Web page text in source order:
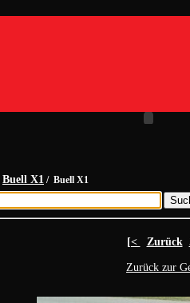
Buell X1 / Buell X1
[< Zurück
Zurück zur